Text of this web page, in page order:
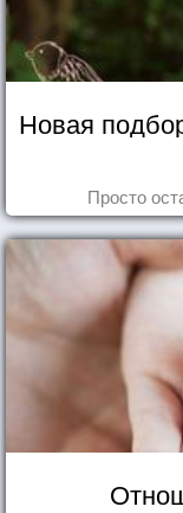
Новая
Просто